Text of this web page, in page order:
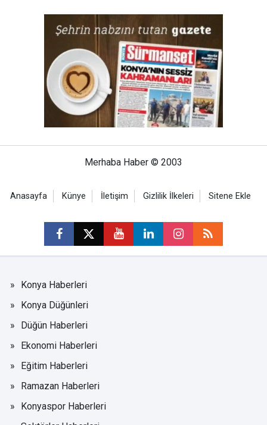
Merhaba Haber © 2003
Anasayfa Künye İletişim Gizlilik İlkeleri Sitene Ekle
Konya Haberleri
Konya Düğünleri
Düğün Haberleri
Ekonomi Haberleri
Eğitim Haberleri
Ramazan Haberleri
Konyaspor Haberleri